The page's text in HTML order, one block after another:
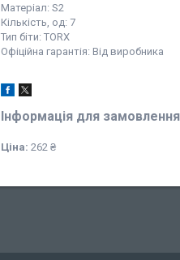
Матеріал: S2
Кількість, од: 7
Тип біти: TORX
Офіційна гарантія: Від виробника
Інформація для замовлення
Ціна: 262 ₴